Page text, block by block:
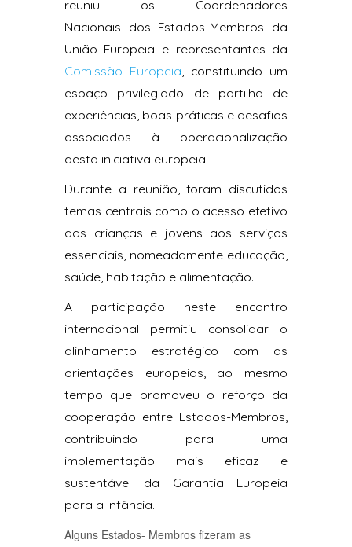
reuniu os Coordenadores
Nacionais dos Estados-Membros da
União Europeia e representantes da
Comissão Europeia , constituindo um
espaço privilegiado de partilha de
experiências, boas práticas e desafios
associados à operacionalização
desta iniciativa europeia.
Durante a reunião, foram discutidos
temas centrais como o acesso efetivo
das crianças e jovens aos serviços
essenciais, nomeadamente educação,
saúde, habitação e alimentação.
A participação neste encontro
internacional permitiu consolidar o
alinhamento estratégico com as
orientações europeias, ao mesmo
tempo que promoveu o reforço da
cooperação entre Estados-Membros,
contribuindo para uma
implementação mais eficaz e
sustentável da Garantia Europeia
para a Infância.
Alguns Estados- Membros fizeram as